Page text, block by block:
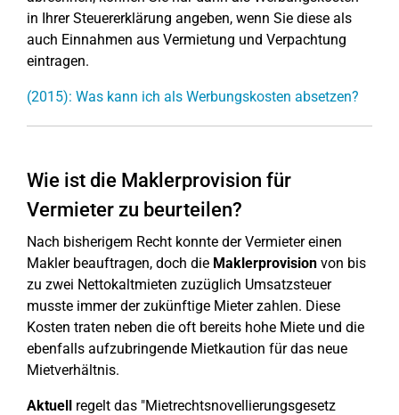
in Ihrer Steuererklärung angeben, wenn Sie diese als
auch Einnahmen aus Vermietung und Verpachtung
eintragen.
(2015): Was kann ich als Werbungskosten absetzen?
Wie ist die Maklerprovision für
Vermieter zu beurteilen?
Nach bisherigem Recht konnte der Vermieter einen
Makler beauftragen, doch die Maklerprovision von bis
zu zwei Nettokaltmieten zuzüglich Umsatzsteuer
musste immer der zukünftige Mieter zahlen. Diese
Kosten traten neben die oft bereits hohe Miete und die
ebenfalls aufzubringende Mietkaution für das neue
Mietverhältnis.
Aktuell regelt das "Mietrechtsnovellierungsgesetz